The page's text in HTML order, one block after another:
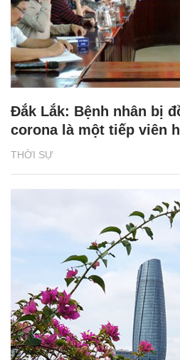
THỜI SỰ
Đắk Lắk: Bệnh nhân bị
corona là một tiếp viên